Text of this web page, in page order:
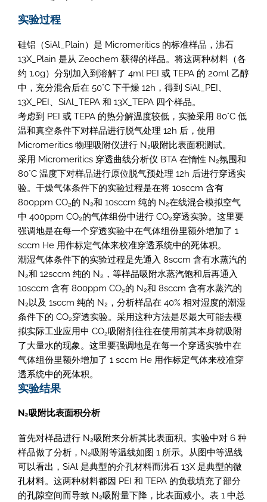
实验过程
硅铝（SiAl_Plain）是 Micromeritics 的标准样品，沸石
13X_Plain 是从 Zeochem 获得的样品。将这两种材料（各
约 1.0g）分别加入到溶解了 4ml PEI 或 TEPA 的 20ml 乙醇
中，充分混合后在 50°C 下干燥 12h，得到 SiAl_PEI、
13X_PEI、SiAl_TEPA 和 13X_TEPA 四个样品。
考虑到 PEI 或 TEPA 的热分解温度较低，实验采用 80°C 低
温和真空条件下对样品进行脱气处理 12h 后，使用
Micromeritics 物理吸附仪进行 N₂吸附比表面积测试。
采用 Micromeritics 穿透曲线分析仪 BTA 在惰性 N₂氛围和
80°C 温度下对样品进行原位脱气预处理 12h 后进行穿透实
验。干燥气体条件下的实验过程是在将 10sccm 含有
800ppm CO2的 N₂和 10sccm 纯的 N₂在线混合模拟空气
中 400ppm CO₂的气体组份中进行 CO₂穿透实验。这里要
强调地是在每一个穿透实验中在气体组份里额外增加了 1
sccm He 用作标定气体来校准穿透系统中的死体积。
潮湿气体条件下的实验过程是先通入 8sccm 含有水蒸汽的
N2和 12sccm 纯的 N2 ，等样品吸附水蒸汽饱和后再通入
10sccm 含有 800ppm CO2的 N₂和 8sccm 含有水蒸汽的
N₂以及 1sccm 纯的 N₂，分析样品在 40% 相对湿度的潮湿
条件下的 CO2穿透实验。采用这种方法是尽最大可能去模
拟实际工业应用中 CO2吸附剂往往在使用前其本身就吸附
了大量水的现象。这里要强调地是在每一个穿透实验中在
气体组份里额外增加了 1 sccm He 用作标定气体来校准穿
透系统中的死体积。
实验结果
N₂吸附比表面积分析
首先对样品进行 N₂吸附来分析其比表面积。实验中对 6 种
样品做了分析，N₂吸附等温线如图 1 所示。从图中等温线
可以看出，SiAl 是典型的介孔材料而沸石 13X 是典型的微
孔材料。这两种材料都因 PEI 和 TEPA 的负载填充了部分
的孔隙空间而导致 N₂吸附量下降，比表面减小。表 1 中总